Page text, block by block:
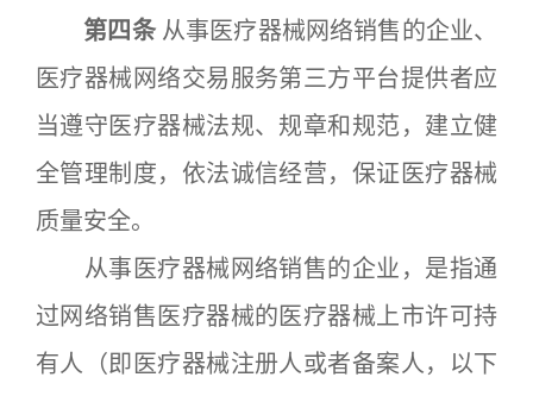
第四条 从事医疗器械网络销售的企业、
医疗器械网络交易服务第三方平台提供者应
当遵守医疗器械法规、规章和规范，建立健
全管理制度，依法诚信经营，保证医疗器械
质量安全。
从事医疗器械网络销售的企业，是指通
过网络销售医疗器械的医疗器械上市许可持
有人（即医疗器械注册人或者备案人，以下